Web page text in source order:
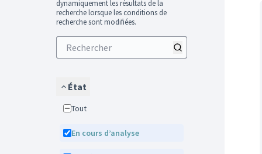
dynamiquement les résultats de la
recherche lorsque les conditions de
recherche sont modifiées.
État
Tout
En cours d’analyse